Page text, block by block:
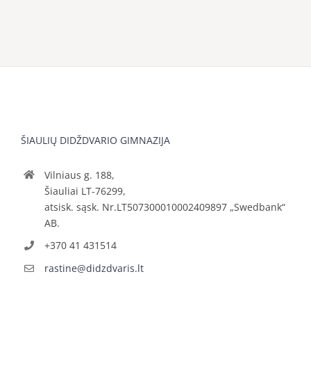
ŠIAULIŲ DIDŽDVARIO GIMNAZIJA
Vilniaus g. 188,
Šiauliai LT-76299,
atsisk. sąsk. Nr.LT507300010002409897 „Swedbank“
AB.
+370 41 431514
rastine@didzdvaris.lt